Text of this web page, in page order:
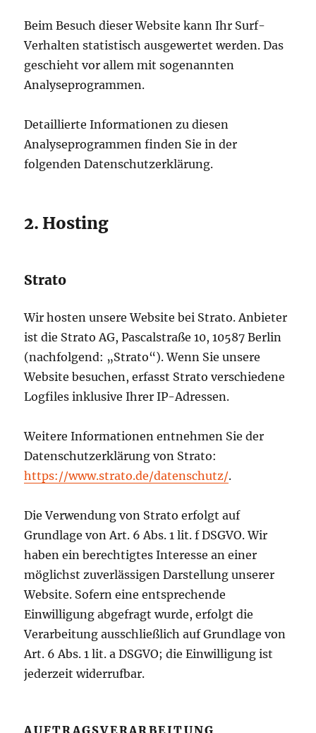
Beim Besuch dieser Website kann Ihr Surf-
Verhalten statistisch ausgewertet werden. Das
geschieht vor allem mit sogenannten
Analyseprogrammen.
Detaillierte Informationen zu diesen
Analyseprogrammen finden Sie in der
folgenden Datenschutzerklärung.
2. Hosting
Strato
Wir hosten unsere Website bei Strato. Anbieter
ist die Strato AG, Pascalstraße 10, 10587 Berlin
(nachfolgend: „Strato“). Wenn Sie unsere
Website besuchen, erfasst Strato verschiedene
Logfiles inklusive Ihrer IP-Adressen.
Weitere Informationen entnehmen Sie der
Datenschutzerklärung von Strato:
https://www.strato.de/datenschutz/.
Die Verwendung von Strato erfolgt auf
Grundlage von Art. 6 Abs. 1 lit. f DSGVO. Wir
haben ein berechtigtes Interesse an einer
möglichst zuverlässigen Darstellung unserer
Website. Sofern eine entsprechende
Einwilligung abgefragt wurde, erfolgt die
Verarbeitung ausschließlich auf Grundlage von
Art. 6 Abs. 1 lit. a DSGVO; die Einwilligung ist
jederzeit widerrufbar.
AUFTRAGSVERARBEITUNG